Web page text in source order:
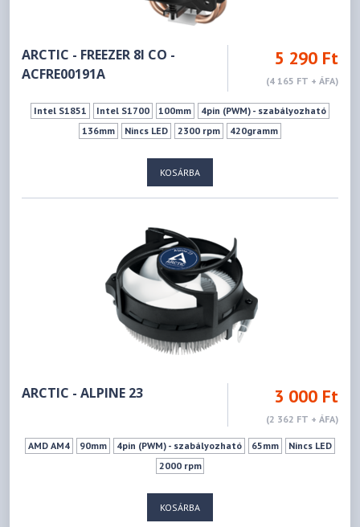
ARCTIC - FREEZER 8I CO -
ACFRE00191A
5 290 Ft
(4 165 FT + ÁFA)
Intel S1851 Intel S1700 100mm
4pin (PWM) - szabályozható
136mm
Nincs LED 2300 rpm 420gramm
KOSÁRBA
ARCTIC - ALPINE 23 3 000 Ft
(2 362 FT + ÁFA)
AMD AM4 90mm 4pin (PWM) - szabályozható 65mm
Nincs LED
2000 rpm
KOSÁRBA